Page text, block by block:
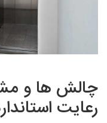
چالش‌ ها و
رعایت